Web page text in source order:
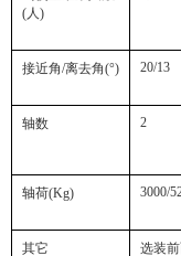
(人)
接近角/离去角(°) 20/13
轴数 2
轴荷(Kg) 3000/
其它 选装